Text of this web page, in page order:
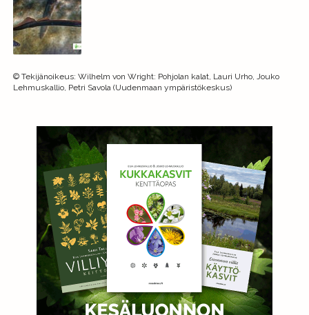
© Tekijänoikeus: Wilhelm von Wright: Pohjolan kalat, Lauri Urho, Jouko
Lehmuskallio, Petri Savola (Uudenmaan ympäristökeskus)